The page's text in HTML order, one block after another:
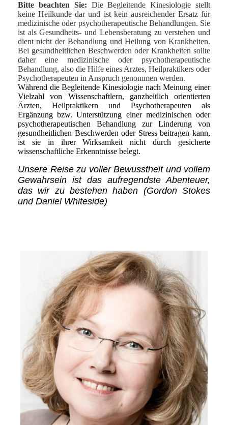
Bitte beachten Sie: Die Begleitende Kinesiologie stellt
keine Heilkunde dar und ist kein ausreichender Ersatz für
medizinische oder psychotherapeutische Behandlungen. Sie
ist als Gesundheits- und Lebensberatung zu verstehen und
dient nicht der Behandlung und Heilung von Krankheiten.
Bei gesundheitlichen Beschwerden oder Krankheiten sollte
daher eine medizinische oder psychotherapeutische
Behandlung, also die Hilfe eines Arztes, Heilpraktikers oder
Psychotherapeuten in Anspruch genommen werden.
Während die Begleitende Kinesiologie nach Meinung einer
Vielzahl von Wissenschaftlern, ganzheitlich orientierten
Ärzten, Heilpraktikern und Psychotherapeuten als
Ergänzung bzw. Unterstützung einer medizinischen oder
psychotherapeutischen Behandlung zur Linderung von
gesundheitlichen Beschwerden oder Stress beitragen kann,
ist sie in ihrer Wirksamkeit nicht durch gesicherte
wissenschaftliche Erkenntnisse belegt.
Unsere Reise zu voller Bewusstheit und vollem
Gewahrsein ist das aufregendste Abenteuer,
das wir zu bestehen haben (Gordon Stokes
und Daniel Whiteside)